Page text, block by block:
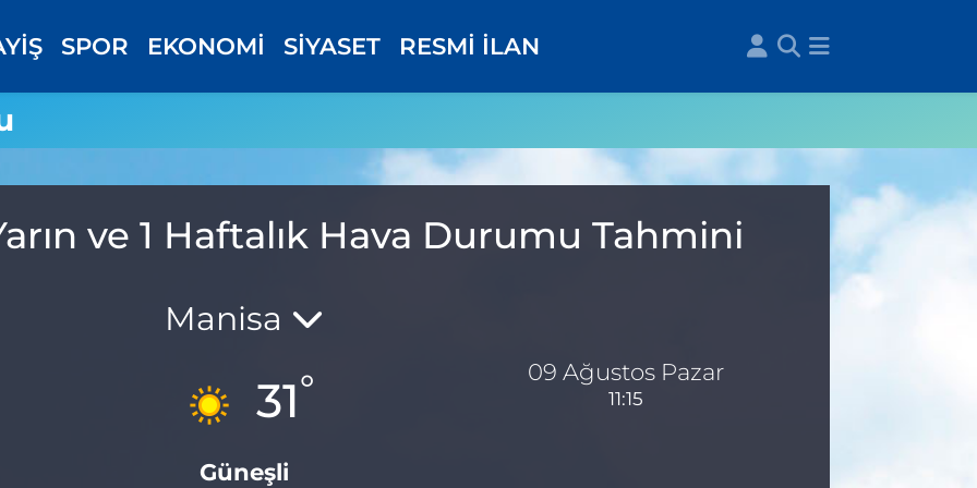
SPOR EKONOMİ SİYASET RESMİ İLAN
ve 1 Haftalık Hava Durumu Tahmini
Manisa
31°
Güneşli
09 Ağustos Pazar
11:15